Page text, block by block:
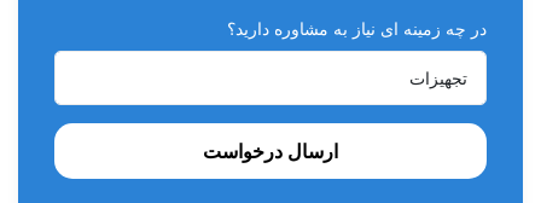
در چه زمینه ای نیاز به مشاوره دارید؟
ارسال درخواست